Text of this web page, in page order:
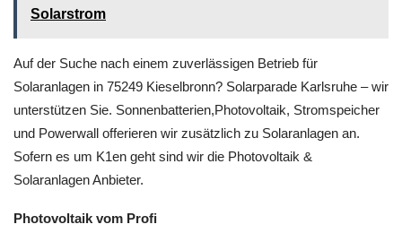
Solarstrom
Auf der Suche nach einem zuverlässigen Betrieb für
Solaranlagen in 75249 Kieselbronn? Solarparade Karlsruhe – wir
unterstützen Sie. Sonnenbatterien,Photovoltaik, Stromspeicher
und Powerwall offerieren wir zusätzlich zu Solaranlagen an.
Sofern es um K1en geht sind wir die Photovoltaik &
Solaranlagen Anbieter.
Photovoltaik vom Profi